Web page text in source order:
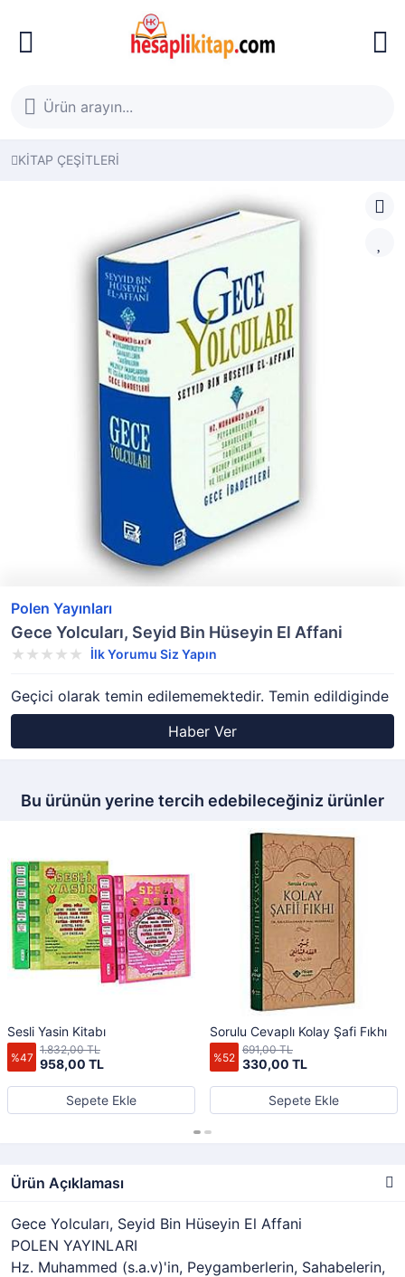
KİTAP ÇEŞİTLERİ
Polen Yayınları
Gece Yolcuları, Seyid Bin Hüseyin El Affani
İlk Yorumu Siz Yapın
Geçici olarak temin edilememektedir. Temin edildiginde
Haber Ver
Bu ürünün yerine tercih edebileceğiniz ürünler
Sesli Yasin Kitabı
%47 958,00 TL
1.832,00 TL
Sepete Ekle
Sorulu Cevaplı Kolay Şafi Fıkhı
%52 330,00 TL
691,00 TL
Sepete Ekle
Ürün Açıklaması
Gece Yolcuları, Seyid Bin Hüseyin El Affani
POLEN YAYINLARI
Hz. Muhammed (s.a.v)'in, Peygamberlerin, Sahabelerin,